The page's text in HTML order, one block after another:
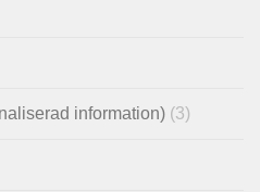
information) (3)